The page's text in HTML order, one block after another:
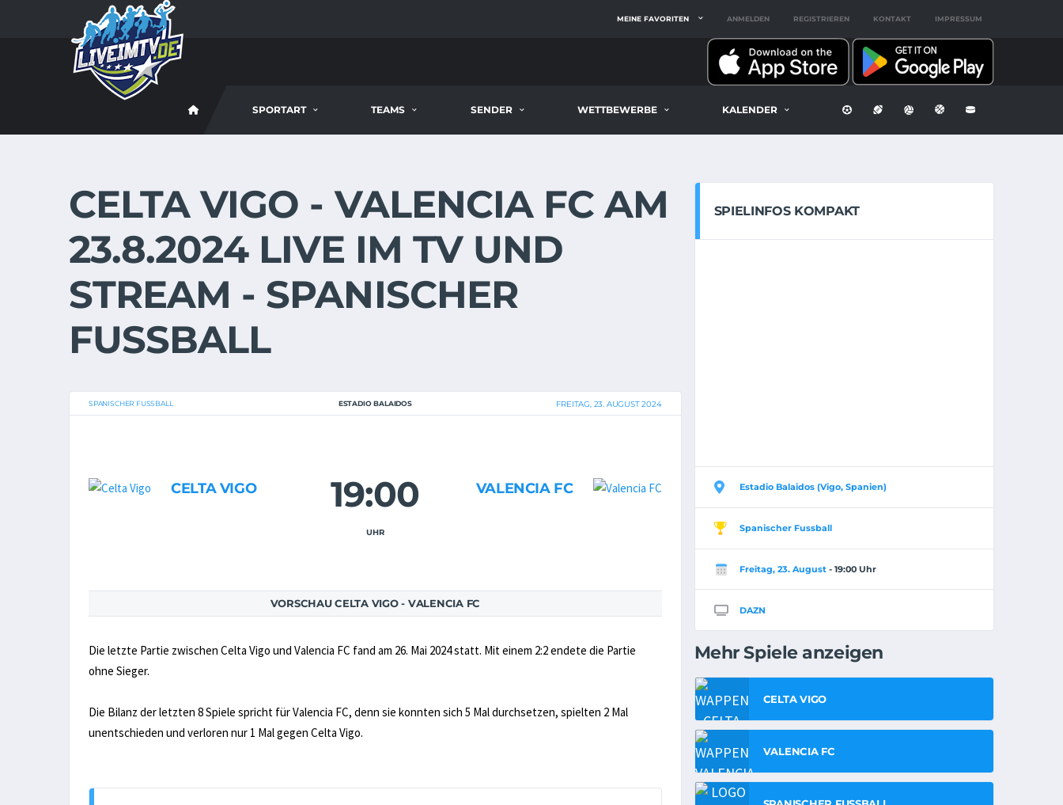
MEINE FAVORITEN ANMELDEN REGISTRIEREN KONTAKT IMPRESSUM
SPORTART TEAMS SENDER WETTBEWERBE KALENDER
CELTA VIGO - VALENCIA FC AM
23.8.2024 LIVE IM TV UND
STREAM - SPANISCHER
FUSSBALL
SPANISCHER FUSSBALL ESTADIO BALAIDOS FREITAG, 23. AUGUST 2024
CELTA VIGO 19:00
UHR
VALENCIA FC
VORSCHAU CELTA VIGO - VALENCIA FC
Die letzte Partie zwischen Celta Vigo und Valencia FC fand am 26. Mai 2024 statt. Mit einem 2:2 endete die Partie
ohne Sieger.
Die Bilanz der letzten 8 Spiele spricht für Valencia FC, denn sie konnten sich 5 Mal durchsetzen, spielten 2 Mal
unentschieden und verloren nur 1 Mal gegen Celta Vigo.
SPIELINFOS KOMPAKT
Estadio Balaidos (Vigo, Spanien)
Spanischer Fussball
Freitag, 23. August- 19:00 Uhr
DAZN
Mehr Spiele anzeigen
CELTA VIGO
VALENCIA FC